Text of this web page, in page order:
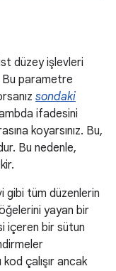
düzey işlevleri
Bu parametre
sondaki
ifadesini
koyarsınız. Bu,
Bu nedenle,
gibi tüm düzenlerin
yayan bir
içeren bir sütun
çalışır ancak